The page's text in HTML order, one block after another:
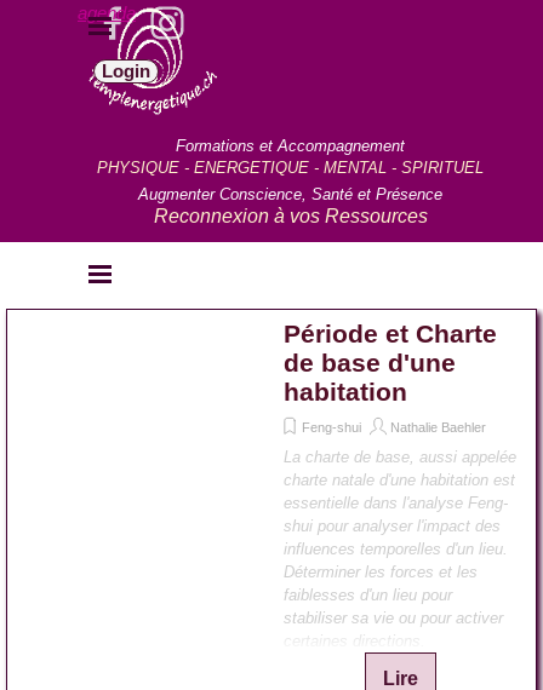
Aller au contenu
agenda
Sauter le menu
Login
Formations et Accompagnement
PHYSIQUE - ENERGETIQUE - MENTAL - SPIRITUEL
Augmenter Conscience, Santé et Présence
Reconnexion à vos Ressources
Sauter le menu
Période et Charte
de base d'une
habitation
Feng-shui Nathalie Baehler
La charte de base, aussi appelée
charte natale d'une habitation est
essentielle dans l'analyse Feng-
shui pour analyser l'impact des
influences temporelles d'un lieu.
Déterminer les forces et les
faiblesses d'un lieu pour
stabiliser sa vie ou pour activer
certaines directions.
Lire